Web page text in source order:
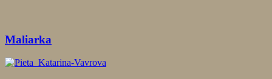
Maliarka